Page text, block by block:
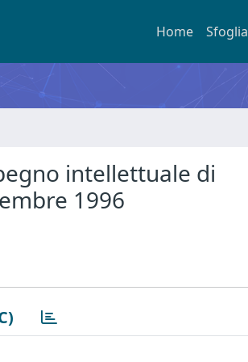
Home Sfoglia
intellettuale di
1996